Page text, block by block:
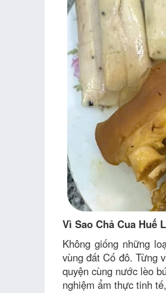
Vì Sao Chả Cua Huế
Không giống những
vùng đất Cố đô. Từng
quyện cùng nước lèo
nghiệm ẩm thực tinh